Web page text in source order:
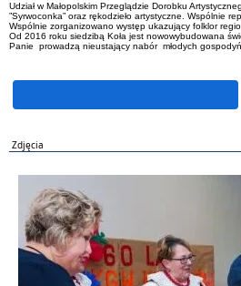
Udział w Małopolskim Przeglądzie Dorobku
”Syrwoconka” oraz rękodzieło artystyczne. Wspólnie
Wspólnie zorganizowano występ ukazujący folklor
Od 2016 roku siedzibą Koła jest nowowybudowana
Panie prowadzą nieustający nabór młodych
Zdjęcia